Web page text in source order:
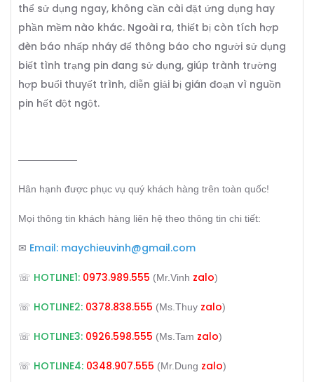
thể sử dụng ngay, không cần cài đặt ứng dụng hay
phần mềm nào khác. Ngoài ra, thiết bị còn tích hợp
đèn báo nhấp nháy để thông báo cho người sử dụng
biết tình trạng pin đang sử dụng, giúp trành trường
hợp buổi thuyết trình, diễn giải bị gián đoạn vì nguồn
pin hết đột ngột.
——————
Hân hạnh được phục vụ quý khách hàng trên toàn quốc!
Mọi thông tin khách hàng liên hệ theo thông tin chi tiết:
✉ Email: maychieuvinh@gmail.com
☏ HOTLINE1: 0973.989.555 (Mr.Vinh zalo)
☏ HOTLINE2: 0378.838.555 (Ms.Thuy zalo)
☏ HOTLINE3: 0926.598.555 (Ms.Tam zalo)
☏ HOTLINE4: 0348.907.555 (Mr.Dung zalo)